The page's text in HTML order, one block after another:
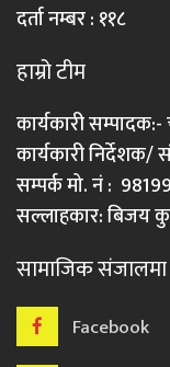
दर्ता नम्बर : ११८
हाम्रो टीम
कार्यकारी सम्पादक:-
कार्यकारी
सम्पर्क मो. नं :
सल्लाहकार: बिजय
सामाजिक संजालमा
Facebook